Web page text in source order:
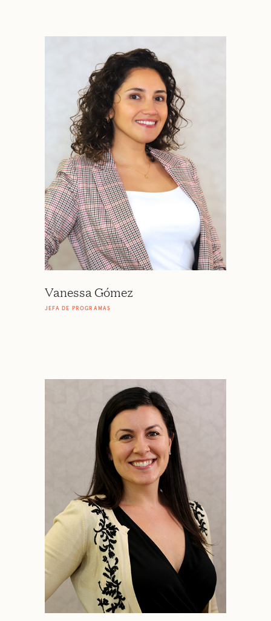
Vanessa Gómez
JEFA DE PROGRAMAS